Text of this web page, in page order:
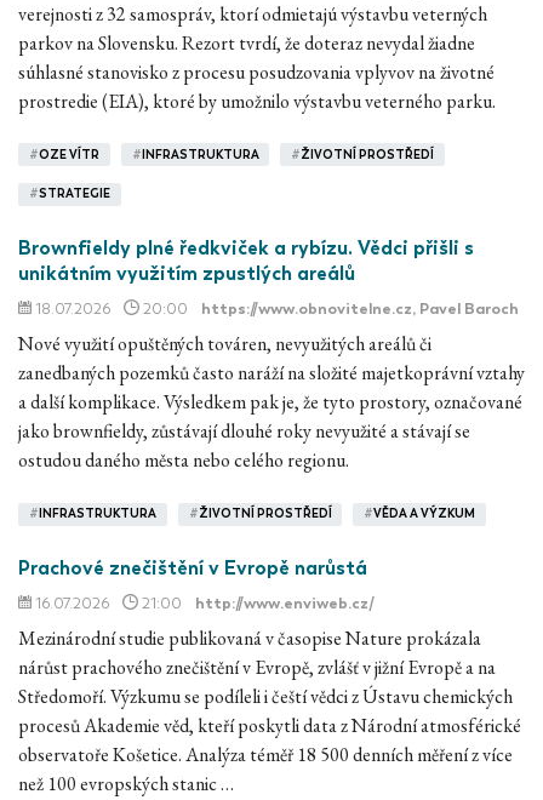
verejnosti z 32 samospráv, ktorí odmietajú výstavbu veterných
parkov na Slovensku. Rezort tvrdí, že doteraz nevydal žiadne
súhlasné stanovisko z procesu posudzovania vplyvov na životné
prostredie (EIA), ktoré by umožnilo výstavbu veterného parku.
#OZE VÍTR # INFRASTRUKTURA #ŽIVOTNÍ PROSTŘEDÍ
#STRATEGIE
Brownfieldy plné ředkviček a rybízu. Vědci přišli s
unikátním využitím zpustlých areálů
18.07.2026 20:00 https://www.obnovitelne.cz, Pavel Baroch
Nové využití opuštěných továren, nevyužitých areálů či
zanedbaných pozemků často naráží na složité majetkoprávní vztahy
a další komplikace. Výsledkem pak je, že tyto prostory, označované
jako brownfieldy, zůstávají dlouhé roky nevyužité a stávají se
ostudou daného města nebo celého regionu.
# INFRASTRUKTURA #ŽIVOTNÍ PROSTŘEDÍ #VĚDA A VÝZKUM
Prachové znečištění v Evropě narůstá
16.07.2026 21:00 http://www.enviweb.cz/
Mezinárodní studie publikovaná v časopise Nature prokázala
nárůst prachového znečištění v Evropě, zvlášť v jižní Evropě a na
Středomoří. Výzkumu se podíleli i čeští vědci z Ústavu chemických
procesů Akademie věd, kteří poskytli data z Národní atmosférické
observatoře Košetice. Analýza téměř 18 500 denních měření z více
než 100 evropských stanic …